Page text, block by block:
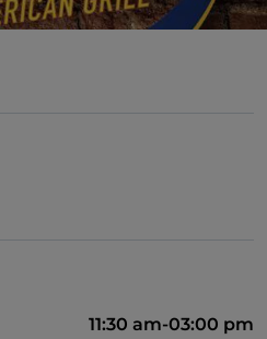
11:30 am-03:00 pm